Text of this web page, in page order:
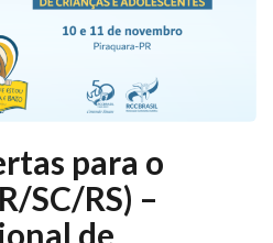
para o
SC/RS) –
de